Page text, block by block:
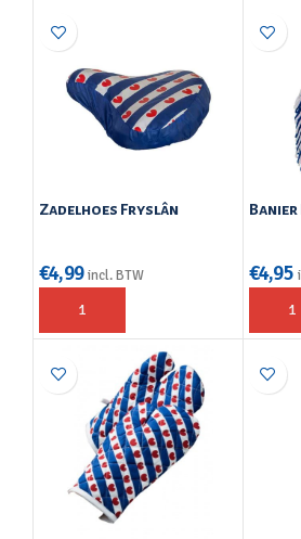
Zadelhoes Fryslân
€4,99 incl. BTW
Banier
€4,95